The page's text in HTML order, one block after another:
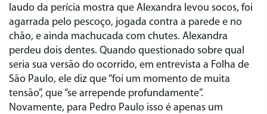
laudo da perícia mostra que Alexandra levou socos, foi
agarrada pelo pescoço, jogada contra a parede e no
chão, e ainda machucada com chutes. Alexandra
perdeu dois dentes. Quando questionado sobre qual
seria sua versão do ocorrido, em entrevista a Folha de
São Paulo, ele diz que “foi um momento de muita
tensão”, que “se arrepende profundamente”.
Novamente, para Pedro Paulo isso é apenas um